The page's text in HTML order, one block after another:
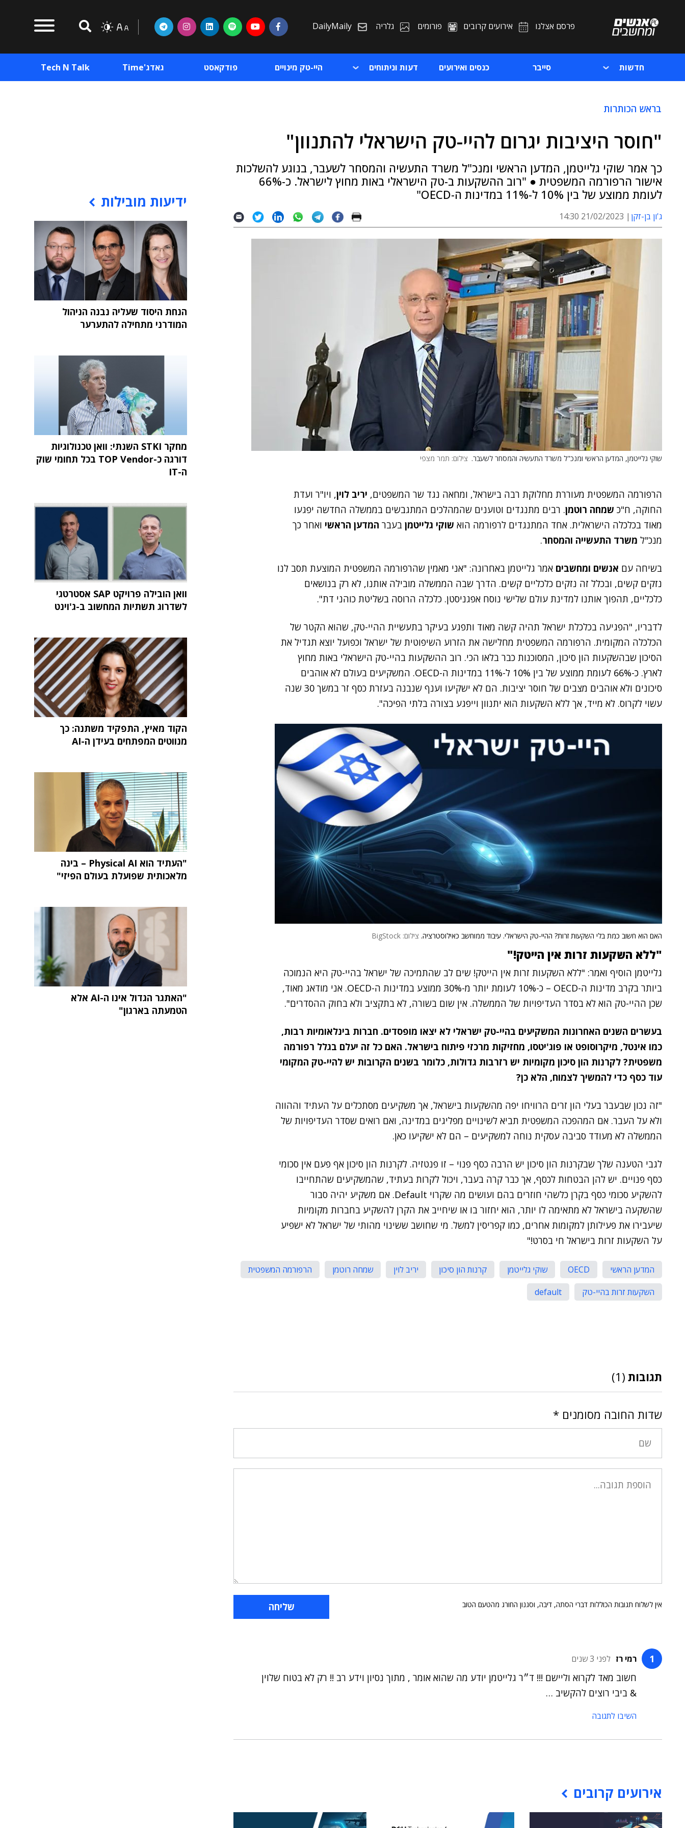
פרסם אצלנו אירועים קרובים פורומים גלריה DailyMaily
חדשות סייבר כנסים ואירועים דעות וניתוחים היי-טק מינויים פודקאסט גאדג'Time Tech N Talk
בראש הכותרות
"חוסר היציבות יגרום להיי-טק הישראלי להתנוון"
כך אמר שוקי גלייטמן, המדען הראשי ומנכ"ל משרד התעשיה והמסחר לשעבר, בנוגע להשלכות
אישור הרפורמה המשפטית ● "רוב ההשקעות ב-טק הישראלי באות מחוץ לישראל. כ-66%
לעומת ממוצע של בין 10% ל-11% במדינות ה-OECD"
ג'ון בן-זקן 21/02/2023 14:30
שוקי גלייטמן, המדען הראשי ומנכ"ל משרד התעשיה והמסחר לשעבר. צילום: תמר מצפי
הרפורמה המשפטית מעוררת מחלוקת רבה בישראל, ומחאה נגד שר המשפטים, יריב לוין, ויו"ר ועדת
החוקה, ח"כ שמחה רוטמן. רבים מתנגדים וטוענים שהמהלכים המתגבשים בממשלה החדשה יפגעו
מאוד בכלכלה הישראלית. אחד המתנגדים לרפורמה הוא שוקי גלייטמן בעבר המדען הראשי ואחר כך
מנכ"ל משרד התעשייה והמסחר.
בשיחה עם אנשים ומחשבים אמר גלייטמן באחרונה: "אני מאמין שהרפורמה המשפטית המוצעת תסב לנו
נזקים קשים, ובכלל זה נזקים כלכליים קשים. הדרך שבה הממשלה מובילה אותנו, לא רק בנושאים
כלכליים, תהפוך אותנו למדינת עולם שלישי נוסח אפגניסטן. כלכלה הרוסה בשליטת כוהני דת".
לדבריו, "הפגיעה בכלכלת ישראל תהיה קשה מאוד ותפגע בעיקר בתעשיית ההיי-טק, שהוא הקטר של
הכלכלה המקומית. הרפורמה המשפטית מחלישה את הזרוע השיפוטית של ישראל וכפועל יוצא תגדיל את
הסיכון שבהשקעות הון סיכון, המסוכנות כבר בלאו הכי. רוב ההשקעות בהיי-טק הישראלי באות מחוץ
לארץ. כ-66% לעומת ממוצע של בין 10% ל-11% במדינות ה-OECD. המשקיעים בעולם לא אוהבים
סיכונים ולא אוהבים מצבים של חוסר יציבות. הם לא ישקיעו וענף שנבנה בעזרת כסף זר במשך 30 שנה
עשוי לקרוס. לא מייד, אך ללא השקעות הוא יתנוון וייפגע בצורה בלתי הפיכה".
האם הוא חשוב כמת בלי השקעות זרות? ההיי-טק הישראלי. עיבוד ממוחשב כאילוסטרציה. צילום: BigStock
"ללא השקעות זרות אין הייטק!"
גלייטמן הוסיף ואמר: "ללא השקעות זרות אין הייטק! שים לב שהתמיכה של ישראל בהיי-טק היא הנמוכה
ביותר בקרב מדינות ה-OECD – כ-10% לעומת יותר מ-30% ממוצע במדינות ה-OECD. אני מודאג מאוד,
שכן ההיי-טק הוא לא בסדר העדיפויות של הממשלה. אין שום בשורה, לא בתקציב ולא בחוק ההסדרים".
בעשרים השנים האחרונות המשקיעים בהיי-טק ישראלי לא יצאו מופסדים. חברות בינלאומיות רבות,
כמו אינטל, מיקרוסופט או פוג'יטסו, מחזיקות מרכזי פיתוח בישראל. האם כל זה יעלם בגלל רפורמה
משפטית? לקרנות הון סיכון מקומיות יש רזרבות גדולות, כלומר בשנים הקרובות יש להיי-טק המקומי
עוד כסף כדי להמשיך לצמוח, הלא כן?
"זה נכון שבעבר בעלי הון זרים הרוויחו יפה מהשקעות בישראל, אך משקיעים מסתכלים על העתיד וההווה
ולא על העבר. אם המהפכה המשפטית תביא לשינויים מפליגים במדינה, ואם רואים שסדר העדיפויות של
הממשלה לא מעודד סביבה עסקית נוחה למשקיעים – הם לא ישקיעו כאן.
לגבי הטענה שלך שבקרנות הון סיכון יש הרבה כסף פנוי – זו פנטזיה. לקרנות הון סיכון אף פעם אין סכומי
כסף פנויים. יש להן הבטחות לכסף, אך כבר קרה בעבר, ויכול לקרות בעתיד, שהמשקיעים שהתחייבו
להשקיע סכומי כסף בקרן כלשהי חוזרים בהם ועושים מה שקרוי Default. אם משקיע יהיה סבור
שהשקעה בישראל לא מתאימה לו יותר, הוא יחזור בו או שיחייב את הקרן להשקיע בחברות מקומיות
שיעבירו את פעילותן למקומות אחרים, כמו קפריסין למשל. מי שחושב ששינוי מהותי של ישראל לא ישפיע
על השקעות זרות בישראל חי בסרט!"
המדען הראשי OECD שוקי גלייטמן קרנות הון סיכון יריב לוין שמחה רוטמן
הרפורמה המשפטית
השקעות זרות בהיי-טק
default
תגובות (1)
שדות החובה מסומנים *
אין לשלוח תגובות הכוללות דברי הסתה, דיבה, וסגנון החורג מהטעם הטוב
רמי רז לפני 3 שנים
חשוב מאד לקרוא וליישם !!! ד״ר גלייטמן יודע מה שהוא אומר , מתוך נסיון וידע רב !! רק לא בטוח שלוין
& ביבי רוצים להקשיב …
השיבו לתגובה
אירועים קרובים
ידיעות מובילות
הנחת היסוד שעליה נבנה הניהול
המודרני מתחילה להתערער
מחקר STKI השנתי: וואן טכנולוגיות
דורגה כ-TOP Vendor בכל תחומי שוק
ה-IT
וואן הובילה פרויקט SAP אסטרטגי
לשדרוג תשתיות המחשוב ב-ג'וינט
הקוד מאיץ, התפקיד משתנה: כך
מנווטים המפתחים בעידן ה-AI
"העתיד הוא Physical AI – בינה
מלאכותית שפועלת בעולם הפיזי"
"האתגר הגדול אינו ה-AI אלא
הטמעתה בארגון"